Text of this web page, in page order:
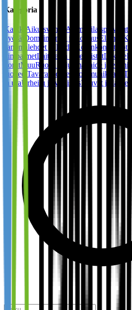
Kategoria
Kaikki Aikuisviihde Ammattilaispalvelut
pyörät
Domainnimet ja hostaus Eläimet
sanomalehdet ja lehdet
Kodinkoneet
vimpaimetLaitteet ja ohjelmistotLaki Lelut
korutMuuRuoka ja juoma Taide ja
tuotteet Tavaratalot Telekommunikaatio
ja uraUrheilu ja virkistysVauvat ja lapset